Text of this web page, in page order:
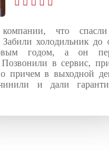
компании, что
холодильник до
годом, а он
Позвонили в сервис,
причем в выходной
и дали